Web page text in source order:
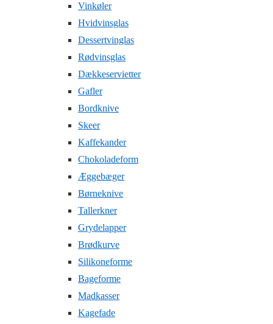
Vinkøler
Hvidvinsglas
Dessertvinglas
Rødvinsglas
Dækkeservietter
Gafler
Bordknive
Skeer
Kaffekander
Chokoladeform
Æggebæger
Børneknive
Tallerkner
Grydelapper
Brødkurve
Silikoneforme
Bageforme
Madkasser
Kagefade